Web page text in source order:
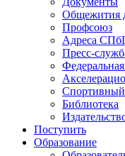
Общежития
Профсоюз
Адреса
Пресс-
Спортивный
Библиотека
Поступить
Образование